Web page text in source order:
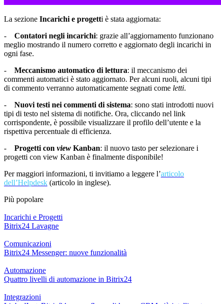
La sezione Incarichi e progetti è stata aggiornata:
- Contatori negli incarichi: grazie all’aggiornamento funzionano
meglio mostrando il numero corretto e aggiornato degli incarichi in
ogni fase.
- Meccanismo automatico di lettura: il meccanismo dei
commenti automatici è stato aggiornato. Per alcuni ruoli, alcuni tipi
di commento verranno automaticamente segnati come letti.
- Nuovi testi nei commenti di sistema: sono stati introdotti nuovi
tipi di testo nel sistema di notifiche. Ora, cliccando nel link
corrispondente, è possibile visualizzare il profilo dell’utente e la
rispettiva percentuale di efficienza.
- Progetti con view Kanban: il nuovo tasto per selezionare i
progetti con view Kanban è finalmente disponibile!
Per maggiori informazioni, ti invitiamo a leggere l’articolo
dell’Helpdesk (articolo in inglese).
Più popolare
Incarichi e Progetti
Bitrix24 Lavagne
Comunicazioni
Bitrix24 Messenger: nuove funzionalità
Automazione
Quattro livelli di automazione in Bitrix24
Integrazioni